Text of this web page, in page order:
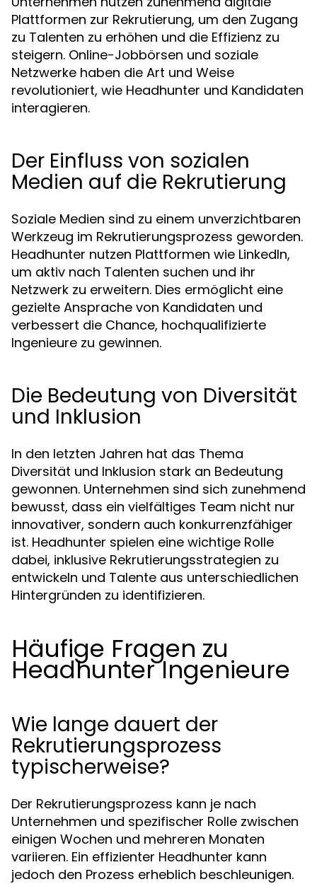
Plattformen zur Rekrutierung, um den Zugang
zu Talenten zu erhöhen und die Effizienz zu
steigern. Online-Jobbörsen und soziale
Netzwerke haben die Art und Weise
revolutioniert, wie Headhunter und Kandidaten
interagieren.
Der Einfluss von sozialen
Medien auf die Rekrutierung
Soziale Medien sind zu einem unverzichtbaren
Werkzeug im Rekrutierungsprozess geworden.
Headhunter nutzen Plattformen wie LinkedIn,
um aktiv nach Talenten suchen und ihr
Netzwerk zu erweitern. Dies ermöglicht eine
gezielte Ansprache von Kandidaten und
verbessert die Chance, hochqualifizierte
Ingenieure zu gewinnen.
Die Bedeutung von Diversität
und Inklusion
In den letzten Jahren hat das Thema
Diversität und Inklusion stark an Bedeutung
gewonnen. Unternehmen sind sich zunehmend
bewusst, dass ein vielfältiges Team nicht nur
innovativer, sondern auch konkurrenzfähiger
ist. Headhunter spielen eine wichtige Rolle
dabei, inklusive Rekrutierungsstrategien zu
entwickeln und Talente aus unterschiedlichen
Hintergründen zu identifizieren.
Häufige Fragen zu
Headhunter Ingenieure
Wie lange dauert der
Rekrutierungsprozess
typischerweise?
Der Rekrutierungsprozess kann je nach
Unternehmen und spezifischer Rolle zwischen
einigen Wochen und mehreren Monaten
variieren. Ein effizienter Headhunter kann
jedoch den Prozess erheblich beschleunigen.